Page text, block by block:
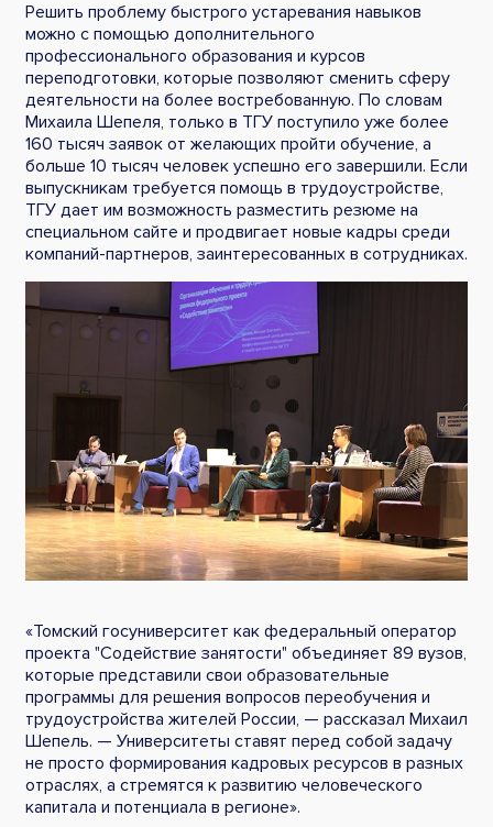
Решить проблему быстрого устаревания навыков
можно с помощью дополнительного
профессионального образования и курсов
переподготовки, которые позволяют сменить сферу
деятельности на более востребованную. По словам
Михаила Шепеля, только в ТГУ поступило уже более
160 тысяч заявок от желающих пройти обучение, а
больше 10 тысяч человек успешно его завершили. Если
выпускникам требуется помощь в трудоустройстве,
ТГУ дает им возможность разместить резюме на
специальном сайте и продвигает новые кадры среди
компаний-партнеров, заинтересованных в сотрудниках.
«Томский госуниверситет как федеральный оператор
проекта "Содействие занятости" объединяет 89 вузов,
которые представили свои образовательные
программы для решения вопросов переобучения и
трудоустройства жителей России, — рассказал Михаил
Шепель. — Университеты ставят перед собой задачу
не просто формирования кадровых ресурсов в разных
отраслях, а стремятся к развитию человеческого
капитала и потенциала в регионе».